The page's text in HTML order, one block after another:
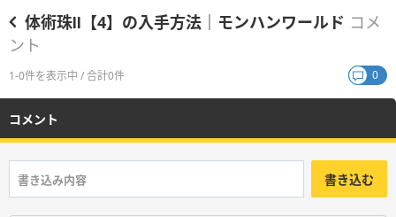
体術珠Ⅱ【4】の入手方法｜モンハンワールド コメ
ント
1-0件を表示中 / 合計0件 0
コメント
書き込む